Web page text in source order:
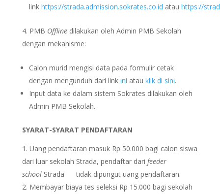
link https://strada.admission.sokrates.co.id atau https://
PMB Offlinedilakukan oleh Admin PMB Sekolah
dengan mekanisme:
Calon murid mengisi data pada formulir cetak
dengan mengunduh dari link ini atau klik di sini.
Input data ke dalam sistem Sokrates dilakukan oleh
Admin PMB Sekolah.
SYARAT-SYARAT PENDAFTARAN
Uang pendaftaran masuk Rp 50.000 bagi calon siswa
dari luar sekolah Strada, pendaftar dari feeder
school Strada tidak dipungut uang pendaftaran.
Membayar biaya tes seleksi Rp 15.000 bagi sekolah